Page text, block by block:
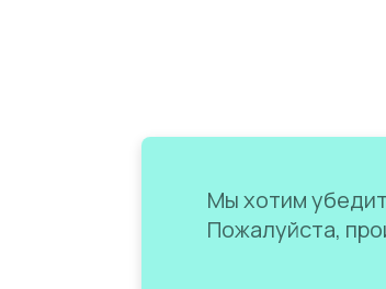
Мы хотим
Пожалуйста,